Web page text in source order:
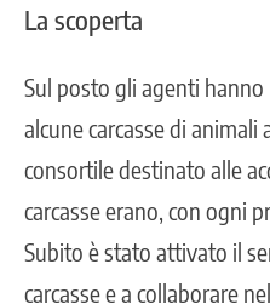
La scoperta
Sul posto gli agenti
alcune carcasse di animali
consortile destinato alle
carcasse erano, con ogni
Subito è stato attivato il
carcasse e a collaborare